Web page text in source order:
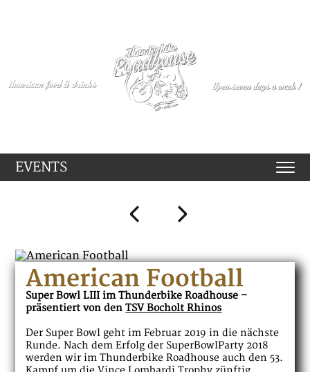
EVENTS
American Football
Super Bowl LIII im Thunderbike Roadhouse –
präsentiert von denTSV Bocholt Rhinos
Der Super Bowl geht im Februar 2019 in die nächste
Runde. Nach dem Erfolg der SuperBowlParty 2018
werden wir im Thunderbike Roadhouse auch den 53.